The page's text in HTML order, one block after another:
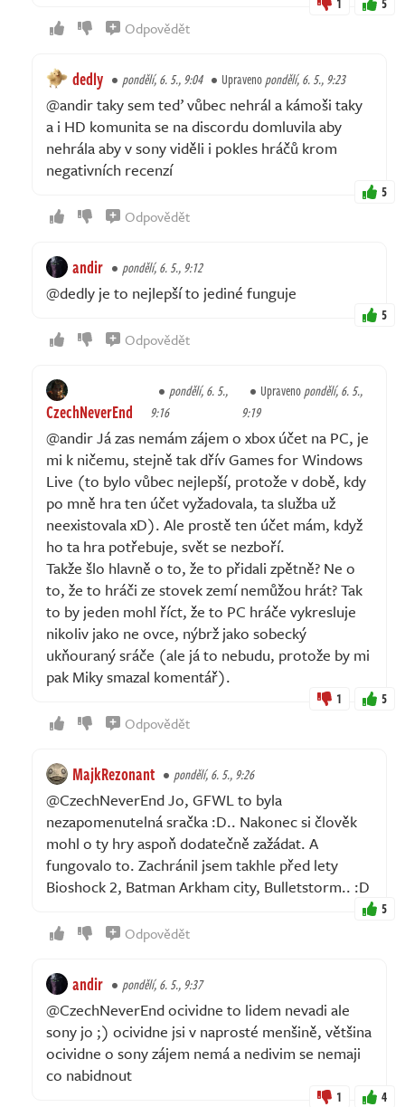
Odpovědět
dedly pondělí, 6. 5., 9:04 Upravenopondělí, 6. 5., 9:23
@andir taky sem teď vůbec nehrál a kámoši taky
a i HD komunita se na discordu domluvila aby
nehrála aby v sony viděli i pokles hráčů krom
negativních recenzí
5
Odpovědět
andir pondělí, 6. 5., 9:12
@dedly je to nejlepší to jediné funguje
5
Odpovědět
CzechNeverEnd
pondělí, 6. 5.,
9:16
Upravenopondělí, 6. 5.,
9:19
@andir Já zas nemám zájem o xbox účet na PC, je
mi k ničemu, stejně tak dřív Games for Windows
Live (to bylo vůbec nejlepší, protože v době, kdy
po mně hra ten účet vyžadovala, ta služba už
neexistovala xD). Ale prostě ten účet mám, když
ho ta hra potřebuje, svět se nezboří.
Takže šlo hlavně o to, že to přidali zpětně? Ne o
to, že to hráči ze stovek zemí nemůžou hrát? Tak
to by jeden mohl říct, že to PC hráče vykresluje
nikoliv jako ne ovce, nýbrž jako sobecký
ukňouraný sráče (ale já to nebudu, protože by mi
pak Miky smazal komentář).
1 5
Odpovědět
MajkRezonant pondělí, 6. 5., 9:26
@CzechNeverEnd Jo, GFWL to byla
nezapomenutelná sračka :D.. Nakonec si člověk
mohl o ty hry aspoň dodatečně zažádat. A
fungovalo to. Zachránil jsem takhle před lety
Bioshock 2, Batman Arkham city, Bulletstorm.. :D
5
Odpovědět
andir pondělí, 6. 5., 9:37
@CzechNeverEnd ocividne to lidem nevadi ale
sony jo ;) ocividne jsi v naprosté menšině, většina
ocividne o sony zájem nemá a nedivim se nemaji
co nabidnout
1 4